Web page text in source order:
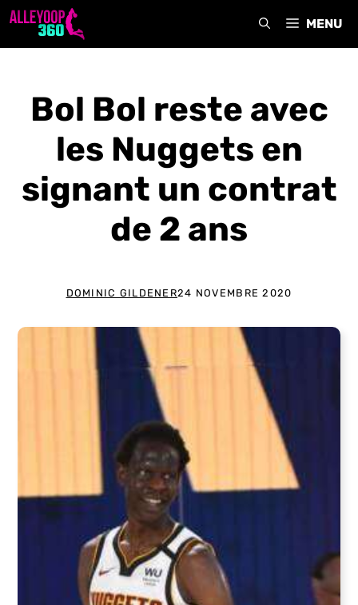
Aller
MENU
Bol Bol reste avec
les Nuggets en
signant un contrat
de 2 ans
DOMINIC GILDENER24 NOVEMBRE 2020